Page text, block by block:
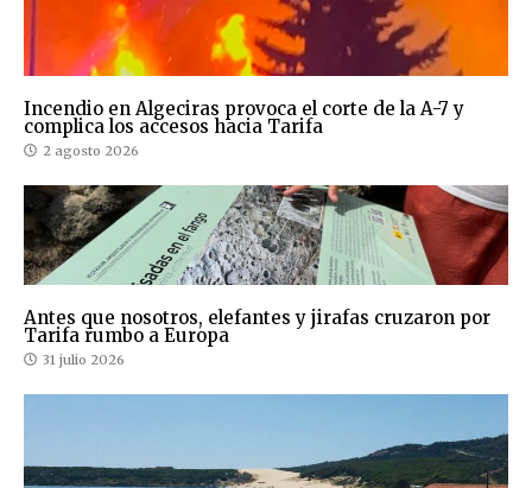
Incendio en Algeciras provoca el corte de la A-7 y
complica los accesos hacia Tarifa
2 agosto 2026
Antes que nosotros, elefantes y jirafas cruzaron por
Tarifa rumbo a Europa
31 julio 2026